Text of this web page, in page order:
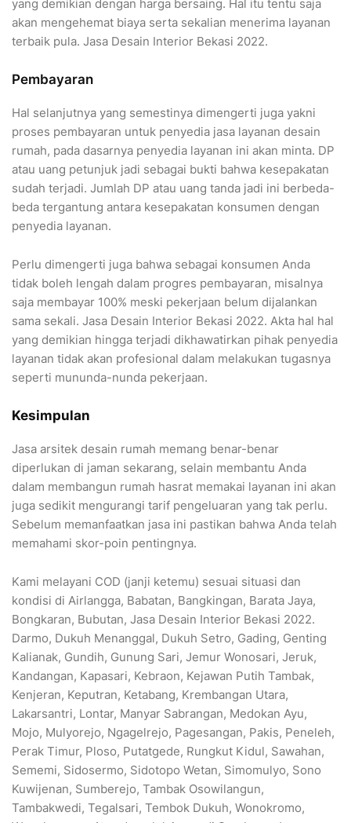
yang demikian dengan harga bersaing. Hal itu tentu saja
akan mengehemat biaya serta sekalian menerima layanan
terbaik pula. Jasa Desain Interior Bekasi 2022.
Pembayaran
Hal selanjutnya yang semestinya dimengerti juga yakni
proses pembayaran untuk penyedia jasa layanan desain
rumah, pada dasarnya penyedia layanan ini akan minta. DP
atau uang petunjuk jadi sebagai bukti bahwa kesepakatan
sudah terjadi. Jumlah DP atau uang tanda jadi ini berbeda-
beda tergantung antara kesepakatan konsumen dengan
penyedia layanan.
Perlu dimengerti juga bahwa sebagai konsumen Anda
tidak boleh lengah dalam progres pembayaran, misalnya
saja membayar 100% meski pekerjaan belum dijalankan
sama sekali. Jasa Desain Interior Bekasi 2022. Akta hal hal
yang demikian hingga terjadi dikhawatirkan pihak penyedia
layanan tidak akan profesional dalam melakukan tugasnya
seperti mununda-nunda pekerjaan.
Kesimpulan
Jasa arsitek desain rumah memang benar-benar
diperlukan di jaman sekarang, selain membantu Anda
dalam membangun rumah hasrat memakai layanan ini akan
juga sedikit mengurangi tarif pengeluaran yang tak perlu.
Sebelum memanfaatkan jasa ini pastikan bahwa Anda telah
memahami skor-poin pentingnya.
Kami melayani COD (janji ketemu) sesuai situasi dan
kondisi di Airlangga, Babatan, Bangkingan, Barata Jaya,
Bongkaran, Bubutan, Jasa Desain Interior Bekasi 2022.
Darmo, Dukuh Menanggal, Dukuh Setro, Gading, Genting
Kalianak, Gundih, Gunung Sari, Jemur Wonosari, Jeruk,
Kandangan, Kapasari, Kebraon, Kejawan Putih Tambak,
Kenjeran, Keputran, Ketabang, Krembangan Utara,
Lakarsantri, Lontar, Manyar Sabrangan, Medokan Ayu,
Mojo, Mulyorejo, Ngagelrejo, Pagesangan, Pakis, Peneleh,
Perak Timur, Ploso, Putatgede, Rungkut Kidul, Sawahan,
Sememi, Sidosermo, Sidotopo Wetan, Simomulyo, Sono
Kuwijenan, Sumberejo, Tambak Osowilangun,
Tambakwedi, Tegalsari, Tembok Dukuh, Wonokromo,